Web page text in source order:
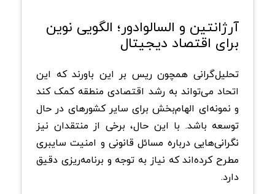
آرژانتین و السالوادور؛ الگویی نوین
برای اقتصاد دیجیتال
تحلیل‌گرانی همچون ریس بر این باورند که این
اتحاد می‌تواند به رشد اقتصادی منطقه کمک کند
و نمونه‌ای الهام‌بخش برای سایر کشورهای در حال
توسعه باشد. با این حال، برخی از منتقدان نیز
نگرانی‌هایی درباره مسائل قانونی و امنیت سایبری
مطرح کرده‌اند که نیاز به توجه و برنامه‌ریزی دقیق
دارد.